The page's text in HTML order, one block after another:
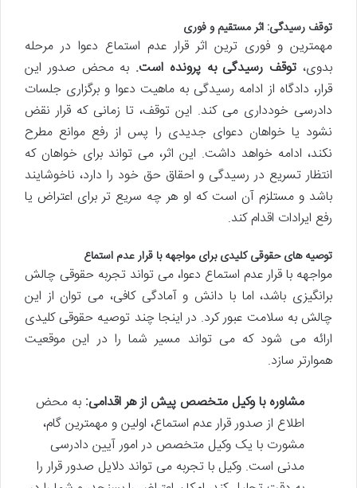
توقف رسیدگی: اثر مستقیم و فوری
مهمترین و فوری ترین اثر قرار عدم استماع دعوا در مرحله
بدوی، توقف رسیدگی به پرونده است. به محض صدور این
قرار، دادگاه از ادامه رسیدگی به ماهیت دعوا و برگزاری جلسات
دادرسی خودداری می کند. این توقف، تا زمانی که قرار نقض
نشود یا خواهان دعوای جدیدی را پس از رفع موانع مطرح
نکند، ادامه خواهد داشت. این اثر، می تواند برای خواهان که
انتظار تسریع در رسیدگی و احقاق حق خود را دارد، ناخوشایند
باشد و مستلزم آن است که او هر چه سریع تر برای اعتراض یا
رفع ایرادات اقدام کند.
توصیه های حقوقی کلیدی برای مواجهه با قرار عدم استماع
مواجهه با قرار عدم استماع دعوا، می تواند تجربه حقوقی چالش
برانگیزی باشد، اما با دانش و آمادگی کافی، می توان از این
چالش به سلامت عبور کرد. در اینجا چند توصیه حقوقی کلیدی
ارائه می شود که می تواند مسیر شما را در این موقعیت
هموارتر سازد.
مشاوره با وکیل متخصص پیش از هر اقدامی: به محض
اطلاع از صدور قرار عدم استماع، اولین و مهمترین گام،
مشورت با یک وکیل متخصص در امور آیین دادرسی
مدنی است. وکیل با تجربه می تواند دلایل صدور قرار را